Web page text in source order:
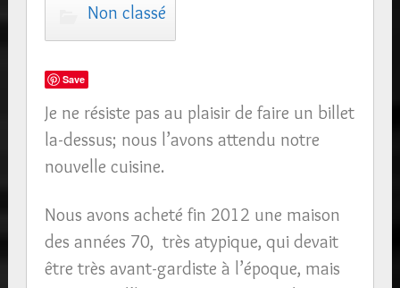
Non classé
Save
Je ne résiste pas au plaisir de faire un billet
la-dessus; nous l’avons attendu notre
nouvelle cuisine.
Nous avons acheté fin 2012 une maison
des années 70, très atypique, qui devait
être très avant-gardiste à l’époque, mais